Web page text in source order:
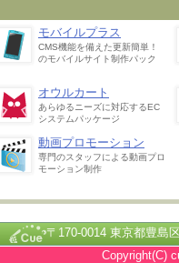
モバイルプラス
CMS機能を備えた更新簡単！
のモバイルサイト制作パック
オウルカート
あらゆるニーズに対応するEC
システムパッケージ
動画プロモーション
専門のスタッフによる動画プロ
モーション制作
〒170-0014 東京都豊
Copyright(C)